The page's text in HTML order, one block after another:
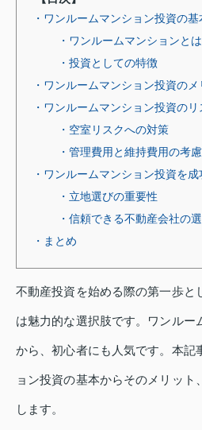
・ワンルームマンション投資の基
・ワンルームマンションとは
・投資としての特徴
・ワンルームマンション投資のメ
・ワンルームマンション投資の
・空室リスクへの対策
・管理費用と維持費用の考慮
・ワンルームマンション投資を
・立地選びの重要性
・信頼できる不動産会社の
・まとめ
不動産投資を始める際の第一歩と
は魅力的な選択肢です。ワンルー
から、初心者にも人気です。本記
ョン投資の基本からそのメリット
します。